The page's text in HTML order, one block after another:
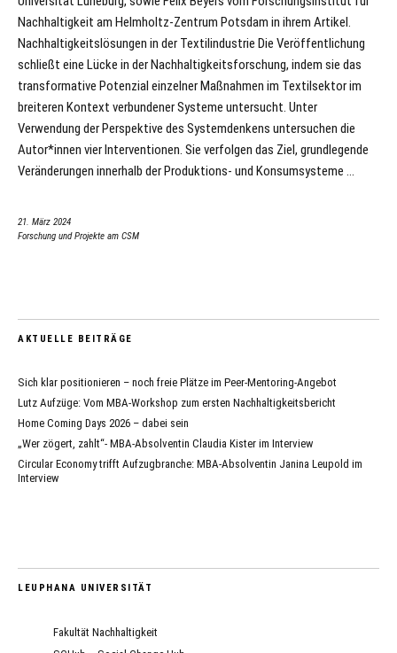
Nachhaltigkeit am Helmholtz-Zentrum Potsdam in ihrem Artikel.
Nachhaltigkeitslösungen in der Textilindustrie Die Veröffentlichung
schließt eine Lücke in der Nachhaltigkeitsforschung, indem sie das
transformative Potenzial einzelner Maßnahmen im Textilsektor im
breiteren Kontext verbundener Systeme untersucht. Unter
Verwendung der Perspektive des Systemdenkens untersuchen die
Autor*innen vier Interventionen. Sie verfolgen das Ziel, grundlegende
Veränderungen innerhalb der Produktions- und Konsumsysteme …
21. März 2024
Forschung und Projekte am CSM
AKTUELLE BEITRÄGE
Sich klar positionieren – noch freie Plätze im Peer-Mentoring-Angebot
Lutz Aufzüge: Vom MBA-Workshop zum ersten Nachhaltigkeitsbericht
Home Coming Days 2026 – dabei sein
„Wer zögert, zahlt“- MBA-Absolventin Claudia Kister im Interview
Circular Economy trifft Aufzugbranche: MBA-Absolventin Janina Leupold im
Interview
LEUPHANA UNIVERSITÄT
Fakultät Nachhaltigkeit